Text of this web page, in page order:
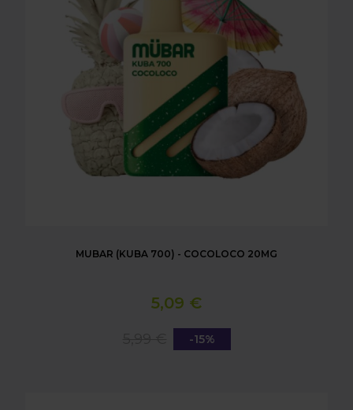
MUBAR (KUBA 700) - COCOLOCO 20MG
5,09 €
-15%